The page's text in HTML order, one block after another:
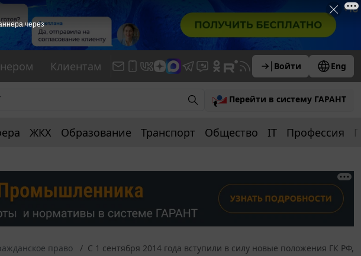
Клиентам Войти Eng
Перейти в систему ГАРАНТ
ЖКХ Образование Транспорт Общество IT Профессия
право
С 1 сентября 2014 года вступили в силу новые положения ГК РФ,
через